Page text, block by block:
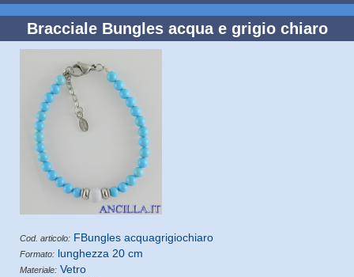
Bracciale Bungles acqua e grigio chiaro
Cod. articolo: FBungles acquagrigiochiaro
Formato: lunghezza 20 cm
Materiale: Vetro